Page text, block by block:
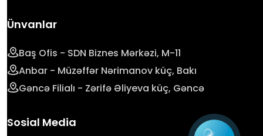
Ünvanlar
Baş Ofis - SDN Biznes Mərkəzi, M-11
Anbar - Müzəffər Nərimanov küç, Bakı
Gəncə Filialı - Zərifə Əliyeva küç, Gəncə
Sosial Media